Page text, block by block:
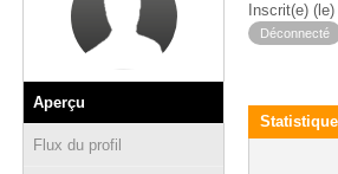
Aperçu
Flux du profil
Inscrit(e)
Déconnecté